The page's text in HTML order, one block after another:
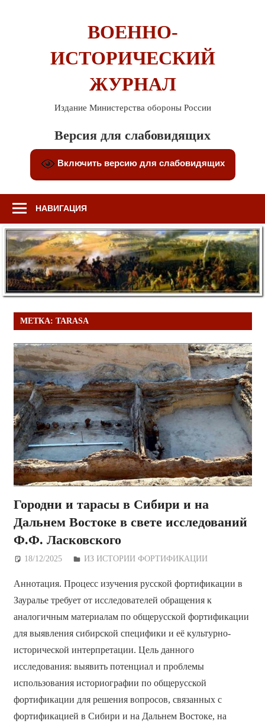
ВОЕННО-
ИСТОРИЧЕСКИЙ
ЖУРНАЛ
Издание Министерства обороны России
Версия для слабовидящих
Включить версию для слабовидящих
НАВИГАЦИЯ
МЕТКА: TARASA
Городни и тарасы в Сибири и на
Дальнем Востоке в свете исследований
Ф.Ф. Ласковского
18/12/2025 Дежурный по Редакции
ИЗ ИСТОРИИ ФОРТИФИКАЦИИ
Аннотация. Процесс изучения русской фортификации в
Зауралье требует от исследователей обращения к
аналогичным материалам по общерусской фортификации
для выявления сибирской специфики и её культурно-
исторической интерпретации. Цель данного
исследования: выявить потенциал и проблемы
использования историографии по общерусской
фортификации для решения вопросов, связанных с
фортификацией в Сибири и на Дальнем Востоке, на